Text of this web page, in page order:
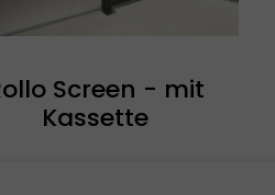
Screen - mit
Kassette